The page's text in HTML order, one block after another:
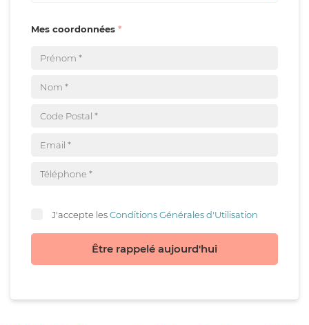
Mes coordonnées
J'accepte lesConditions Générales d'Utilisation
Être rappelé aujourd'hui